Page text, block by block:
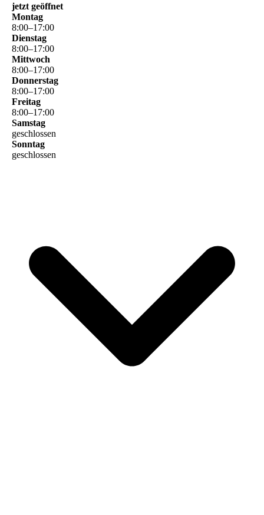
jetzt geöffnet
Montag
8:00–17:00
Dienstag
8:00–17:00
Mittwoch
8:00–17:00
Donnerstag
8:00–17:00
Freitag
8:00–17:00
Samstag
geschlossen
Sonntag
geschlossen